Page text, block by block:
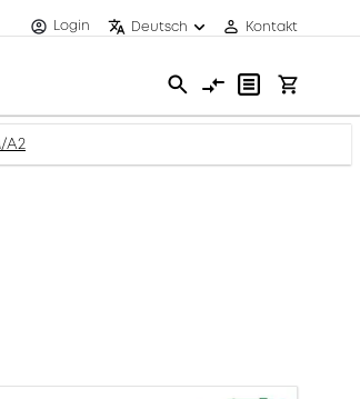
Login Deutsch Kontakt
A2